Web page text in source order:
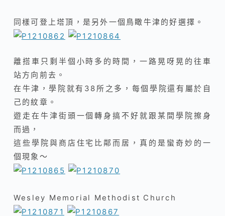
同樣可登上塔頂，是另外一個鳥瞰牛津的好選擇。
離搭車只剩半個小時多的時間，一路晃呀晃的往車
站方向前去。
在牛津，學院就有38所之多，每個學院還有屬於自
己的紋章。
遊走在牛津街頭一個轉身搞不好就跟某間學院擦身
而過，
這些學院與商店住宅比鄰而居，真的是蠻奇妙的一
個現象～
Wesley Memorial Methodist Church